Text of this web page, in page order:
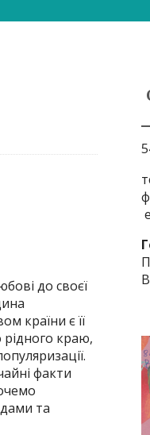
до своєї
країни є її
краю,
факти
та